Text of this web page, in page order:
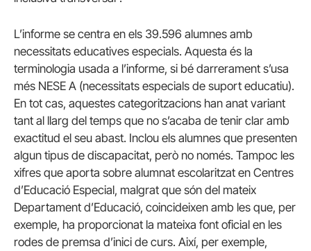
L’informe se centra en els 39.596 alumnes amb
necessitats educatives especials. Aquesta és la
terminologia usada a l’informe, si bé darrerament s’usa
més NESE A (necessitats especials de suport educatiu).
En tot cas, aquestes categoritzacions han anat variant
tant al llarg del temps que no s’acaba de tenir clar amb
exactitud el seu abast. Inclou els alumnes que presenten
algun tipus de discapacitat, però no només. Tampoc les
xifres que aporta sobre alumnat escolaritzat en Centres
d’Educació Especial, malgrat que són del mateix
Departament d’Educació, coincideixen amb les que, per
exemple, ha proporcionat la mateixa font oficial en les
rodes de premsa d’inici de curs. Així, per exemple,